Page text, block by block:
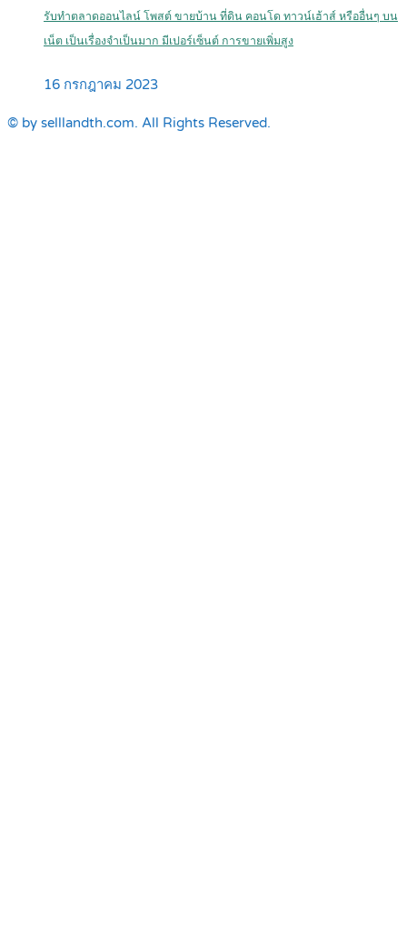
รับทำตลาดออนไลน์ โพสต์ ขายบ้าน ที่ดิน คอนโด ทาวน์เฮ้าส์ หรืออื่นๆ บน
เน็ต เป็นเรื่องจำเป็นมาก มีเปอร์เซ็นต์ การขายเพิ่มสูง
16 กรกฎาคม 2023
© by selllandth.com. All Rights Reserved.